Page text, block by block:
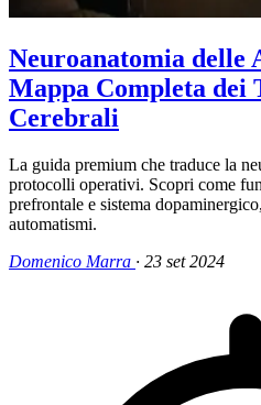
Neuroanatomia
Mappa Completa dei
Cerebrali
La guida premium che traduce la
protocolli operativi. Scopri come
prefrontale e sistema
automatismi.
Domenico Marra · 23 set 2024